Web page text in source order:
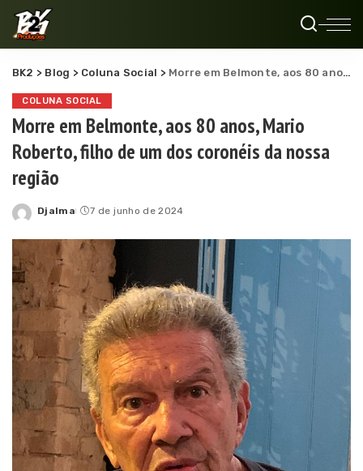
BK2 > Blog > Coluna Social > Morre em Belmonte, aos 80 anos, Mario Roberto, filho de um dos coronéis da nossa região
COLUNA SOCIAL
Morre em Belmonte, aos 80 anos, Mario
Roberto, filho de um dos coronéis da nossa
região
Posted
Djalma 7 de junho de 2024